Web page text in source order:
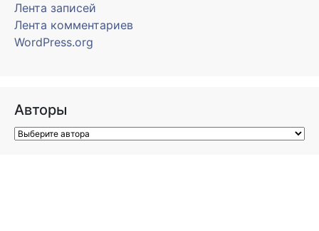
Лента записей
Лента комментариев
WordPress.org
Авторы